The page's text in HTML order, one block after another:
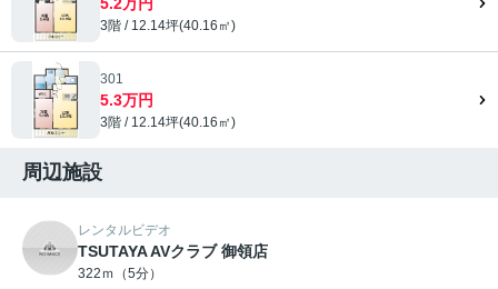
3階 / 12.14坪(40.16㎡)
301
5.3万円
3階 / 12.14坪(40.16㎡)
周辺施設
レンタルビデオ
TSUTAYA AVクラブ 御領店
322ｍ（5分）